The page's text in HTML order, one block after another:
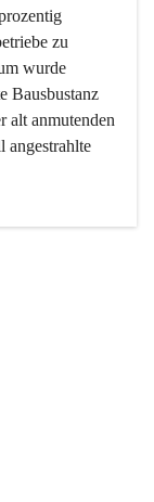
zu
wurde
Bausbustanz
alt anmutenden
angestrahlte
aber integrativer